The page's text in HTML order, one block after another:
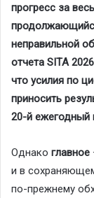
прогресс за
неправильной
отчета SITA
что усилия по
приносить
20-й ежегодный
Однако главное
и в
по-прежнему